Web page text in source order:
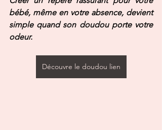
bébé, même en votre absence, devient
simple quand son doudou porte votre
odeur.
Découvre le doudou lien